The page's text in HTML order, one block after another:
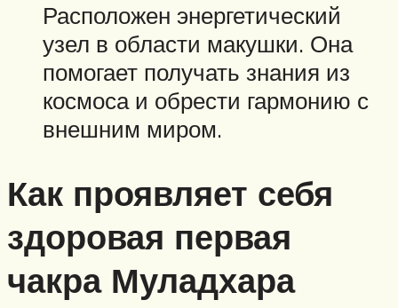
Расположен энергетический
узел в области макушки. Она
помогает получать знания из
космоса и обрести гармонию с
внешним миром.
Как проявляет себя
здоровая первая
чакра Муладхара